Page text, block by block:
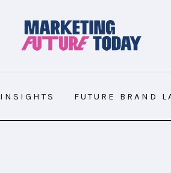
INSIGHTS FUTURE BRAND